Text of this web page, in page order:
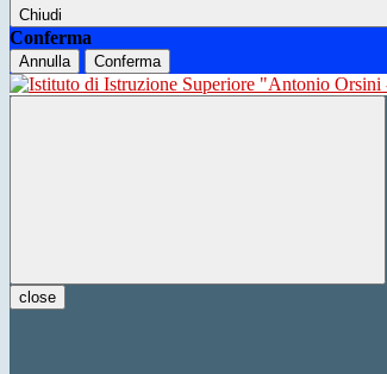
Chiudi
Conferma
Annulla Conferma
close